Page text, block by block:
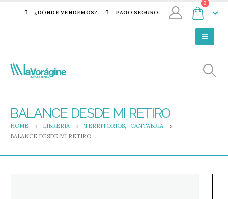
¿DÓNDE VENDEMOS? PAGO SEGURO
0
BALANCE DESDE MI RETIRO
HOME LIBRERÍA TERRITORIOS,
CANTABRIA
BALANCE DESDE MI RETIRO